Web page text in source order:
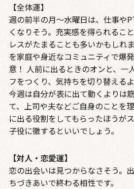
【全体運】
週の前半の月～水曜日は、仕事や
くなりそう。充実感を得られるこ
レスがたまることも多いかもしれ
を家庭や身近なコミュニティで爆
意！ 人前に出るときのオンと、一
フをつくり、気持ちを切り替える
今週は自分が表に出て動くよりは
て、上司や夫などご自身のことを
に出る役割をしてもらったほうが
子役に徹するといいでしょう。
【対人・恋愛運】
恋の出会いは見つからなさそう。
ちづきあいで終わる相性です。